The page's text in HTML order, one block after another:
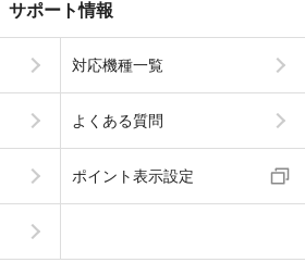
サポート情報
対応機種一覧
よくある質問
ポイント表示設定